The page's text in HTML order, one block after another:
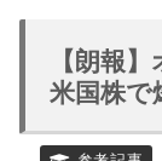
【朗報
米国株で